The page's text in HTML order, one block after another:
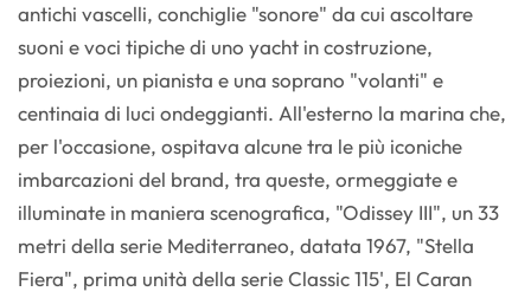
antichi vascelli, conchiglie "sonore" da cui ascoltare
suoni e voci tipiche di uno yacht in costruzione,
proiezioni, un pianista e una soprano "volanti" e
centinaia di luci ondeggianti. All'esterno la marina che,
per l'occasione, ospitava alcune tra le più iconiche
imbarcazioni del brand, tra queste, ormeggiate e
illuminate in maniera scenografica, "Odissey III", un 33
metri della serie Mediterraneo, datata 1967, "Stella
Fiera", prima unità della serie Classic 115', El Caran